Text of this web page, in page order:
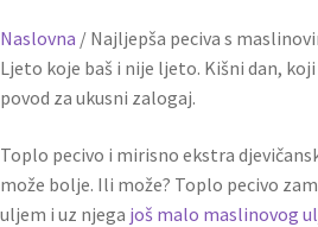
Naslovna / Najljepša peciva s
Ljeto koje baš i nije ljeto. Kišni dan,
povod za ukusni zalogaj.
Toplo pecivo i mirisno ekstra
može bolje. Ili može? Toplo pecivo
uljem i uz njega još malo maslinovog